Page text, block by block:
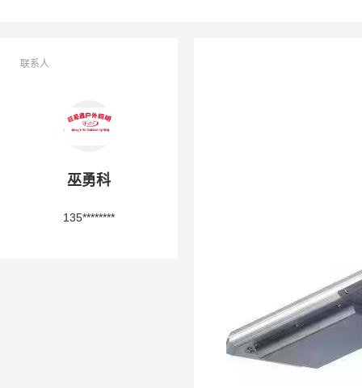
联系人
巫勇科
135********